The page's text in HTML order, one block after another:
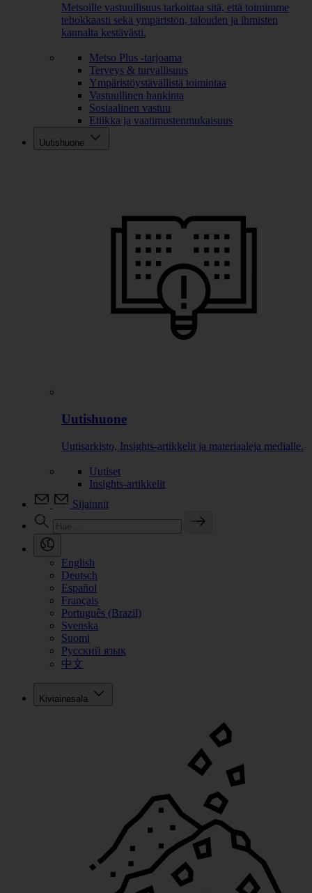
Metsoille vastuullisuus tarkoittaa sitä, että toimimme
tehokkaasti sekä ympäristön, talouden ja ihmisten
kannalta kestävästi.
Metso Plus -tarjoama
Terveys & turvallisuus
Ympäristöystävällistä toimintaa
Vastuullinen hankinta
Sosiaalinen vastuu
Etiikka ja vaatimustenmukaisuus
Uutishuone
Uutishuone
Uutisarkisto, Insights-artikkelit ja materiaaleja medialle.
Uutiset
Insights-artikkelit
Sijainnit
English
Deutsch
Español
Français
Português (Brazil)
Svenska
Suomi
Русский язык
中文
Kiviainesala